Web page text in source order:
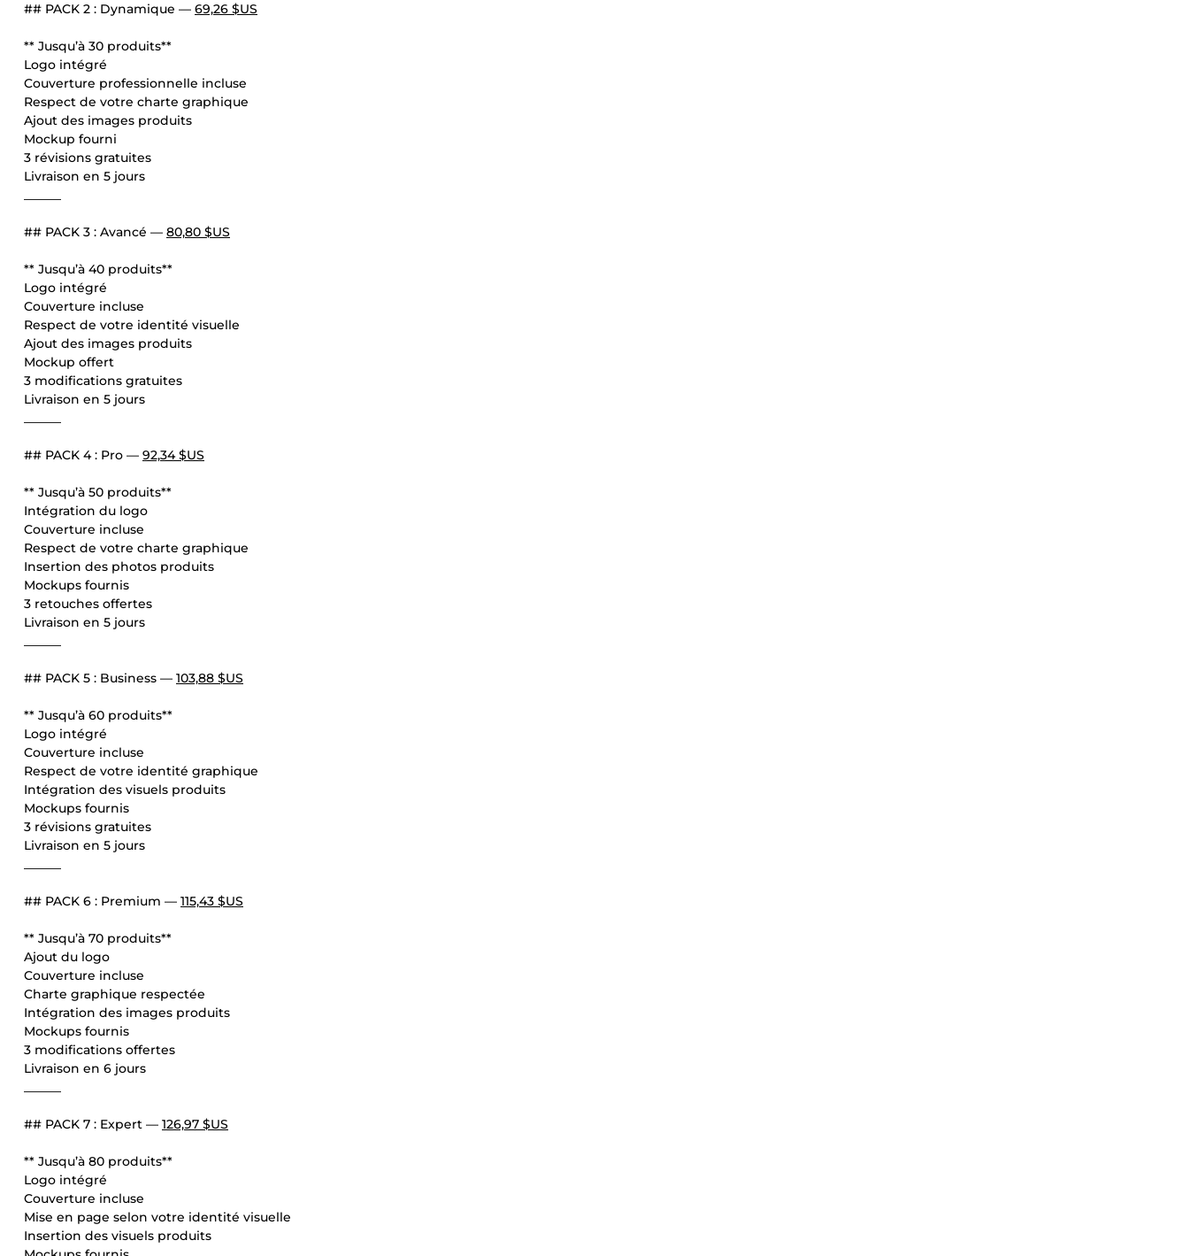
## PACK 2 : Dynamique — 69,26 $US
** Jusqu’à 30 produits**
Logo intégré
Couverture professionnelle incluse
Respect de votre charte graphique
Ajout des images produits
Mockup fourni
3 révisions gratuites
Livraison en 5 jours
## PACK 3 : Avancé — 80,80 $US
** Jusqu’à 40 produits**
Logo intégré
Couverture incluse
Respect de votre identité visuelle
Ajout des images produits
Mockup offert
3 modifications gratuites
Livraison en 5 jours
## PACK 4 : Pro — 92,34 $US
** Jusqu’à 50 produits**
Intégration du logo
Couverture incluse
Respect de votre charte graphique
Insertion des photos produits
Mockups fournis
3 retouches offertes
Livraison en 5 jours
## PACK 5 : Business — 103,88 $US
** Jusqu’à 60 produits**
Logo intégré
Couverture incluse
Respect de votre identité graphique
Intégration des visuels produits
Mockups fournis
3 révisions gratuites
Livraison en 5 jours
## PACK 6 : Premium — 115,43 $US
** Jusqu’à 70 produits**
Ajout du logo
Couverture incluse
Charte graphique respectée
Intégration des images produits
Mockups fournis
3 modifications offertes
Livraison en 6 jours
## PACK 7 : Expert — 126,97 $US
** Jusqu’à 80 produits**
Logo intégré
Couverture incluse
Mise en page selon votre identité visuelle
Insertion des visuels produits